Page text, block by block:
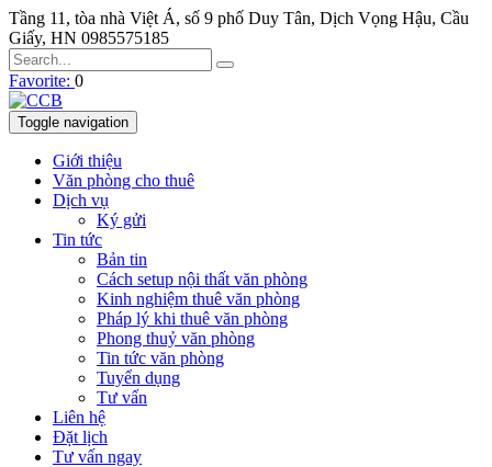
Tầng 11, tòa nhà Việt Á, số 9 phố Duy Tân, Dịch Vọng Hậu, Cầu
Giấy, HN 0985575185
Favorite: 0
Toggle navigation
Giới thiệu
Văn phòng cho thuê
Dịch vụ
Ký gửi
Tin tức
Bản tin
Cách setup nội thất văn phòng
Kinh nghiệm thuê văn phòng
Pháp lý khi thuê văn phòng
Phong thuỷ văn phòng
Tin tức văn phòng
Tuyển dụng
Tư vấn
Liên hệ
Đặt lịch
Tư vấn ngay